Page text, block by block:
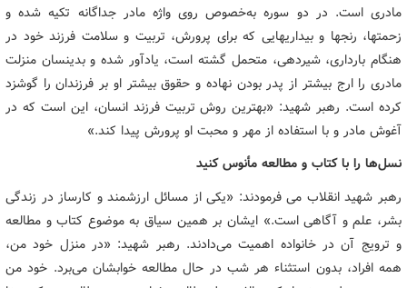
مادری است. در دو سوره به‌خصوص روی واژه مادر جداگانه تکیه شده و
زحمت‏ها، رنج‏ها و بیداری‏هایی که برای پرورش، تربیت و سلامت فرزند خود در
هنگام بارداری، شیردهی، متحمل گشته است، یادآور شده و بدین‏سان منزلت
مادری را ارج بیشتر از پدر بودن نهاده و حقوق بیشتر او بر فرزندان را گوشزد
کرده است. رهبر شهید: «بهترین روش تربیت فرزند انسان، این است که در
آغوش مادر و با استفاده از مهر و محبت او پرورش پیدا کند.»
نسل‌ها را با کتاب و مطالعه مأنوس کنید
رهبر شهید انقلاب می فرمودند: «یکی از مسائل ارزشمند و کارساز در زندگی
بشر، علم و آگاهی است.» ایشان بر همین سیاق به موضوع کتاب و مطالعه
و ترویج آن در خانواده اهمیت می‌دادند. رهبر شهید: «در منزل خود من،
همه افراد، بدون استثناء هر شب در حال مطالعه خوابشان می‌برد. خود من